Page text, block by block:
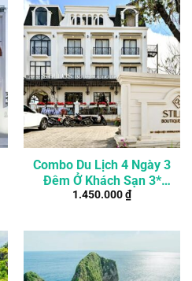
Combo Du Lịch 4 Ngày 3
Đêm Ở Khách Sạn 3*
Giữa Trung Tâm Đà Lạt
1.450.000₫